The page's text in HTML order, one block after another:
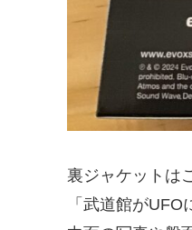
裏ジャケットは
「武道館が